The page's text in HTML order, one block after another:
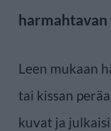
Leen mukaan
tai kissan
kuvat ja julkaisi